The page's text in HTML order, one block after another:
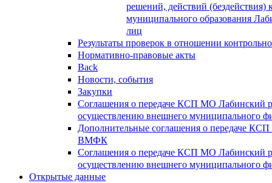
решений, действий (бездействия)
муниципального образования
лиц
Результаты проверок в отношении
Нормативно-правовые акты
Back
Новости, события
Закупки
Соглашения о передаче КСП МО Лабинский
осуществлению внешнего муниципального
Дополнительные соглашения о передаче
ВМФК
Соглашения о передаче КСП МО Лабинский
осуществлению внешнего муниципального
Открытые данные